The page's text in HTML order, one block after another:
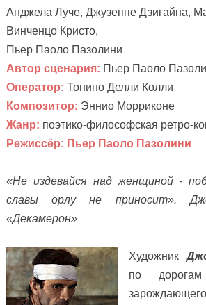
Анджела Луче, Джузеппе Дзигайна,
Винченцо Кристо,
Пьер Паоло Пазолини
Автор сценария: Пьер Паоло
Оператор: Тонино Делли Колли
Композитор: Эннио Морриконе
Жанр: поэтико-философская ретро-
Режиссёр: Пьер Паоло Пазолини
«Не издевайся над женщиной -
славы орлу не приносит».
«Декамерон»
Художник
по